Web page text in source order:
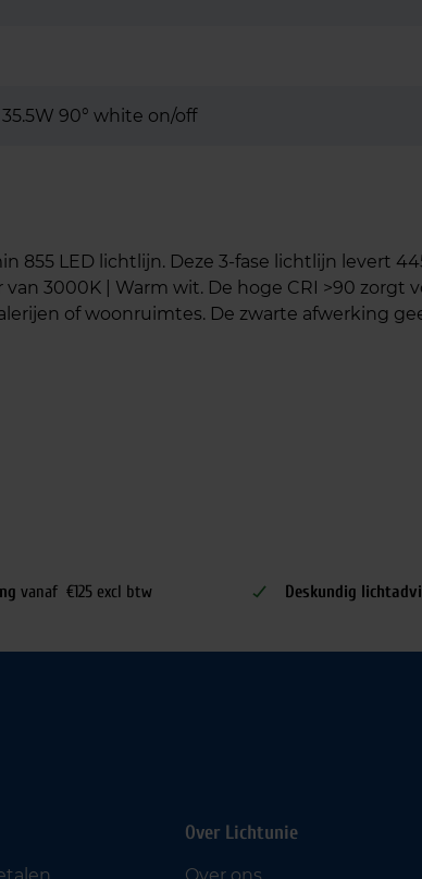
90° white on/off
855 LED lichtlijn. Deze 3-fase lichtlijn levert
3000K | Warm wit. De hoge CRI >90 zorgt
of woonruimtes. De zwarte afwerking
vanaf €125 excl btw Deskundig
Over Lichtunie